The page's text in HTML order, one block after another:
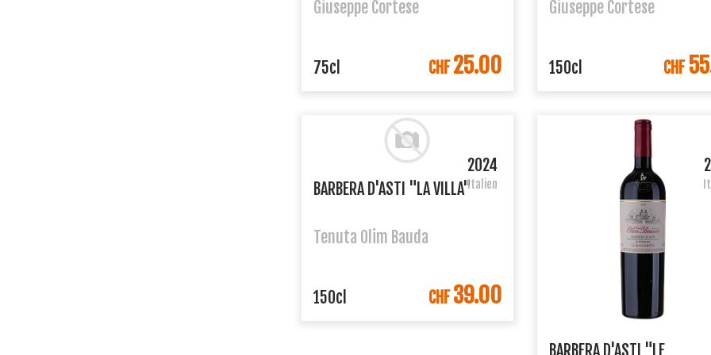
Giuseppe Cortese
IN DEN WARENKORB
75cl CHF25.00
Giuseppe Cortese
IN DEN
150cl CHF
2024
Italien
BARBERA D'ASTI "LA VILLA"
Tenuta Olim Bauda
IN DEN WARENKORB
150cl CHF39.00
BARBERA D'ASTI "LE